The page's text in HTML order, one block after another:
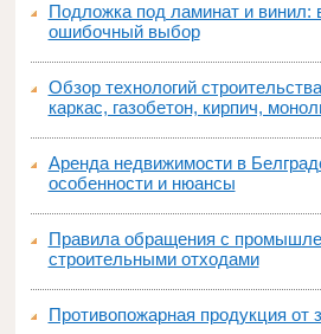
Подложка под ламинат и винил:
ошибочный выбор
Обзор технологий
каркас, газобетон, кирпич,
Аренда недвижимости в
особенности и нюансы
Правила обращения с
строительными отходами
Противопожарная продукция от